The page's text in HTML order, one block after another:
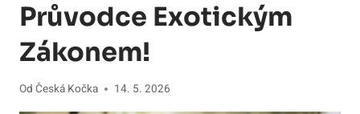
Průvodce Exotickým
Zákonem!
Od Česká Kočka 14. 5. 2026